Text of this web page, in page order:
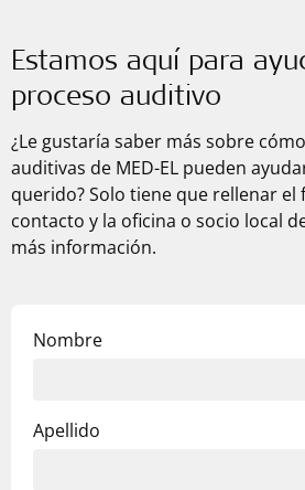
Estamos aquí para
proceso auditivo
¿Le gustaría saber más sobre
auditivas de MED-EL pueden
querido? Solo tiene que rellenar
contacto y la oficina o socio local
más información.
Nombre
Apellido